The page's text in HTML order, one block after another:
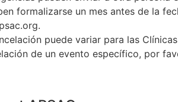
formalizarse un mes antes de la
puede variar para las
de un evento específico, por